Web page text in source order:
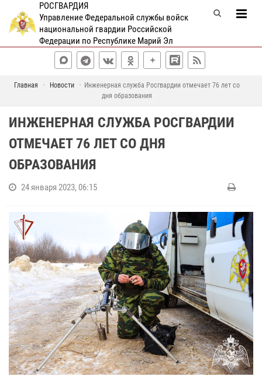
РОСГВАРДИЯ
Управление Федеральной службы войск
национальной гвардии Российской
Федерации по Республике Марий Эл
Главная Новости
Инженерная служба Росгвардии отмечает 76 лет со
дня образования
ИНЖЕНЕРНАЯ СЛУЖБА РОСГВАРДИИ
ОТМЕЧАЕТ 76 ЛЕТ СО ДНЯ
ОБРАЗОВАНИЯ
24 января 2023, 06:15